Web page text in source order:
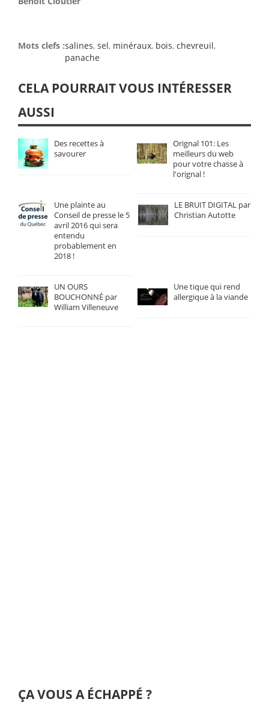
Mots clefs :salines, sel, minéraux, bois, chevreuil,
panache
CELA POURRAIT VOUS INTÉRESSER
AUSSI
Des recettes à
savourer
Orignal 101: Les
meilleurs du web
pour votre chasse à
l'orignal !
Une plainte au
Conseil de presse le 5
avril 2016 qui sera
entendu
probablement en
2018 !
LE BRUIT DIGITAL par
Christian Autotte
UN OURS
BOUCHONNÉ par
William Villeneuve
Une tique qui rend
allergique à la viande
ÇA VOUS A ÉCHAPPÉ ?